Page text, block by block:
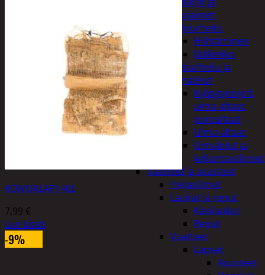
suojaimet
Talviurheilu
Hiihtäminen
Jääkiekko
Vesiurheilu ja
uimalelut
Kylpytynnyrit,
uima-altaat,
porealtaat
Uima-altaat
Uimalelut ja
kelluntavälineet
Vaatteet ja asusteet
Heijastimet
Laukut ja reput
Käsilaukut
Reput
Vaatteet
Lapset
Asusteet
KOIVUKLAPI 40L
7,99 €
Lue Lisää
-9%